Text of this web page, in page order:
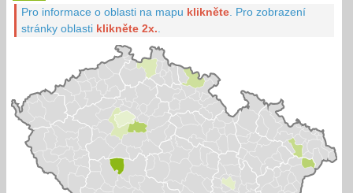
Pro informace o oblasti na mapu klikněte Pro zobrazení
stránky oblasti klikněte 2x.